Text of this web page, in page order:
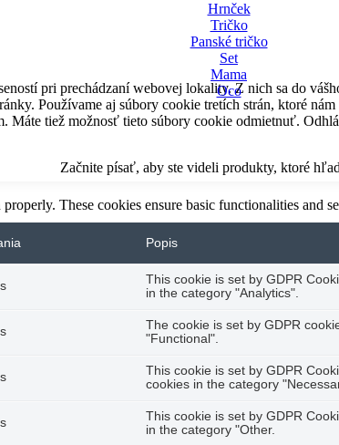
Hrnček
Tričko
Panské tričko
Set
Mama
Oco
Začnite písať, aby ste videli produkty, ktoré
pri prechádzaní webovej lokality. Z nich sa do
Používame aj súbory cookie tretích strán, ktoré
Máte tiež možnosť tieto súbory cookie odmietnuť.
These cookies ensure basic functionalities and
Popis
This cookie is set by GDPR
in the category "Analytics".
The cookie is set by GDPR
"Functional".
This cookie is set by GDPR
cookies in the category
This cookie is set by GDPR
in the category "Other.